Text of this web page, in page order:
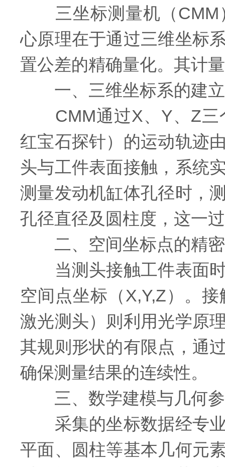
三坐标测量机（CMM
心原理在于通过三维坐标
置公差的精确量化。其计
一、三维坐标系的建立
CMM通过X、Y、Z三
红宝石探针）的运动轨迹
头与工件表面接触，系统
测量发动机缸体孔径时，
孔径直径及圆柱度，这一
二、空间坐标点的精
当测头接触工件表面时
空间点坐标（X,Y,Z）。
激光测头）则利用光学原
其规则形状的有限点，通
确保测量结果的连续性。
三、数学建模与几何参
采集的坐标数据经专业
平面、圆柱等基本几何元